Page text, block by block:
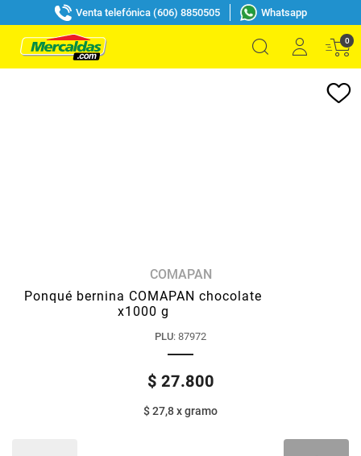
Venta telefónica (606) 8850505 Whatsapp
0
COMAPAN
Ponqué bernina COMAPAN chocolate
x1000 g
PLU: 87972
$ 27.800
$ 27,8xgramo